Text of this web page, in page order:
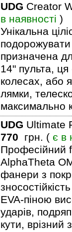
UDG Creator
в наявності )
Унікальна
подорожувати
призначена
14" пульта,
колесах, або
лямки,
максимально
UDG Ultimate
770 грн. ( є в
Професійний
AlphaTheta
фанери з
EVA-піною
ударів,
кути,